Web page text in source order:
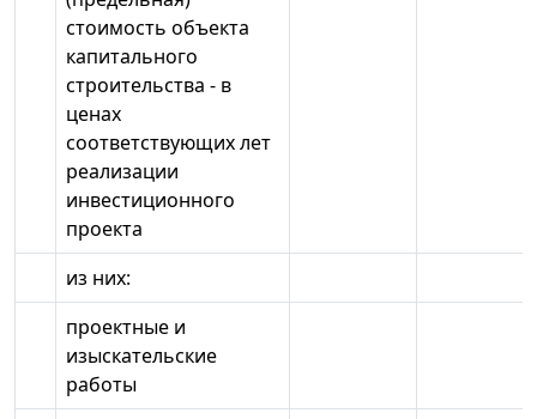
стоимость объекта
капитального
строительства - в
ценах
соответствующих лет
реализации
инвестиционного
проекта
из них:
проектные и
изыскательские
работы